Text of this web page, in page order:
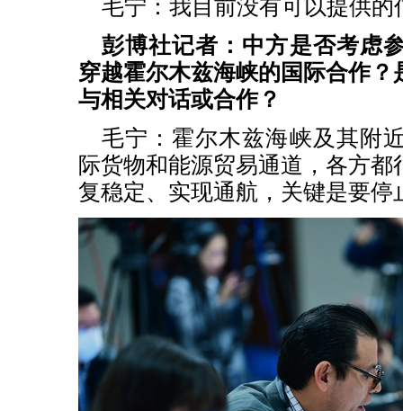
毛宁：我目前没有可以提供的
彭博社记者：中方是否考虑
穿越霍尔木兹海峡的国际合作？
与相关对话或合作？
毛宁：霍尔木兹海峡及其附
际货物和能源贸易通道，各方
复稳定、实现通航，关键是要停